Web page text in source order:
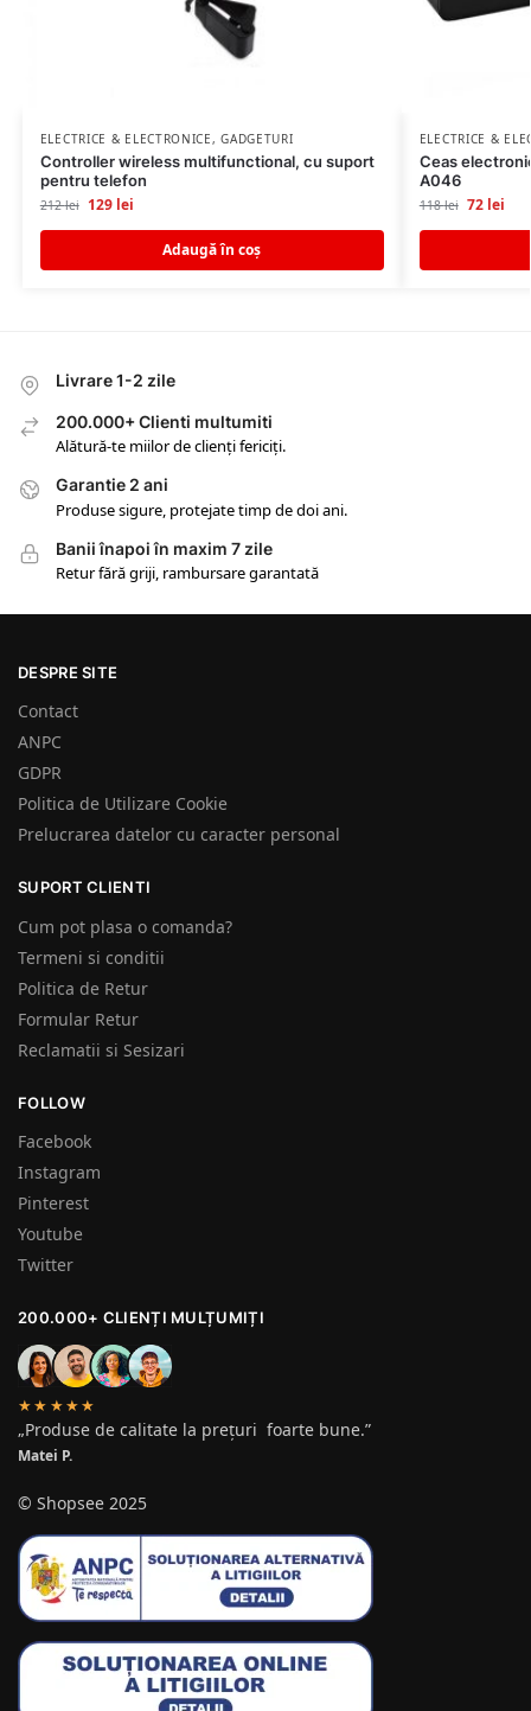
ELECTRICE & ELECTRONICE,GADGETURI
Controller wireless multifunctional, cu suport
pentru telefon
212lei 129 lei
Adaugă în coș
ELECTRICE &
Ceas
A046
118lei 72 lei
Livrare 1-2 zile
200.000+ Clienti multumiti
Alătură-te miilor de clienți fericiți.
Garantie 2 ani
Produse sigure, protejate timp de doi ani.
Banii înapoi în maxim 7 zile
Retur fără griji, rambursare garantată
DESPRE SITE
Contact
ANPC
GDPR
Politica de Utilizare Cookie
Prelucrarea datelor cu caracter personal
SUPORT CLIENTI
Cum pot plasa o comanda?
Termeni si conditii
Politica de Retur
Formular Retur
Reclamatii si Sesizari
FOLLOW
Facebook
Instagram
Pinterest
Youtube
Twitter
200.000+ CLIENȚI MULȚUMIȚI
★★★★★
„Produse de calitate la prețuri foarte bune.”
Matei P.
© Shopsee 2025